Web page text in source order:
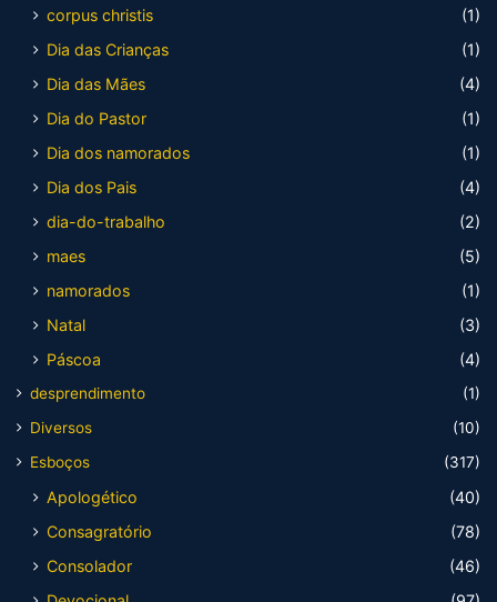
corpus christis
(1)
Dia das Crianças
(1)
Dia das Mães
(4)
Dia do Pastor
(1)
Dia dos namorados
(1)
Dia dos Pais
(4)
dia-do-trabalho
(2)
maes
(5)
namorados
(1)
Natal
(3)
Páscoa
(4)
desprendimento
(1)
Diversos
(10)
Esboços
(317)
Apologético
(40)
Consagratório
(78)
Consolador
(46)